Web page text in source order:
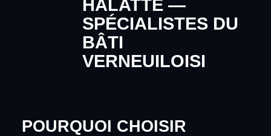
HALATTE —
SPÉCIALISTES DU
BÂTI
VERNEUILOISI
POURQUOI CHOISIR